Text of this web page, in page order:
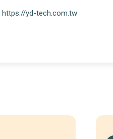
https://yd-tech.com.tw